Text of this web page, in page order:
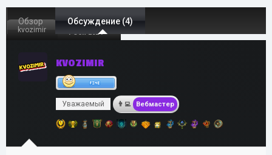
в
т
о
а
т
а
а
ч
а
л
а
Обзор Обсуждение (4)
kvozimir 1 Сен 2024
KVOZIMIR
Уважаемый Вебмастер